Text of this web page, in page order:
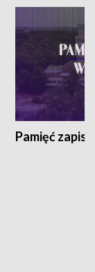
Pamięć